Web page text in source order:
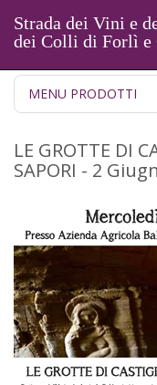
Strada dei Vini e
dei Colli di Forlì e
MENU PRODOTTI
LE GROTTE DI
SAPORI - 2